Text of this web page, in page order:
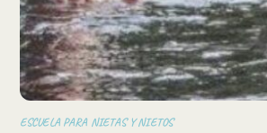
ESCUELA PARA NIETAS Y NIETOS